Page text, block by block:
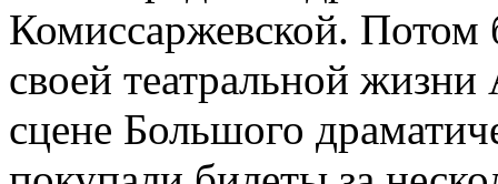
Комиссаржевской. Потом
своей театральной
сцене Большого